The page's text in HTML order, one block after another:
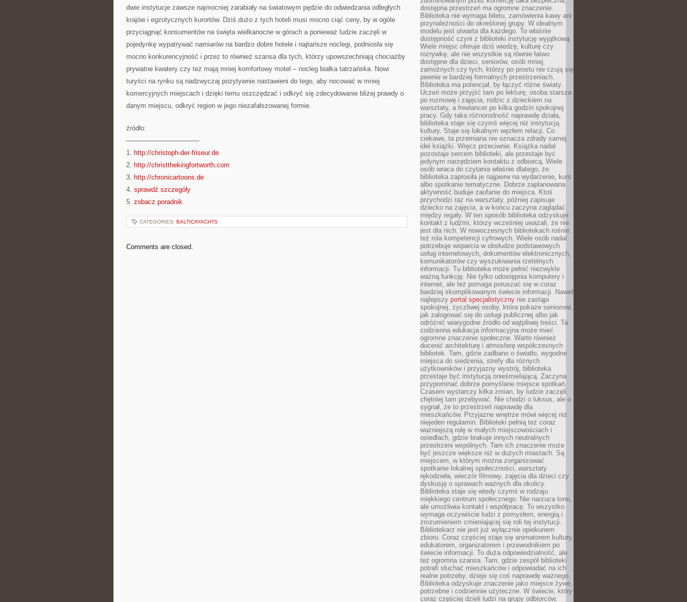
dwie instytucje zawsze najmocniej zarabiały na światowym pędzie do odwiedzania odległych
krajów i egzotycznych kurortów. Dziś dużo z tych hoteli musi mocno ciąć ceny, by w ogóle
przyciągnąć konsumentów na święta wielkanocne w górach a ponieważ ludzie zaczęli w
pojedynkę wypatrywać namiarów na bardzo dobre hotele i najtańsze noclegi, podniosła się
mocno konkurencyjność i przez to również szansa dla tych, którzy upowszechniają chociażby
prywatne kwatery czy też mają mniej komfortowy motel – nocleg białka tatrzańska. Nowi
turyści na rynku są nadzwyczaj pozytywnie nastawieni do tego, aby nocować w mniej
komercyjnych miejscach i dzięki temu oszczędzać i odkryć się zdecydowanie bliżej prawdy o
danym miejscu, odkryć region w jego niezafałszowanej formie.
źródło:
———————————
1. http://christoph-der-friseur.de
2. http://christthekingfortworth.com
3. http://chronicartoons.de
4. sprawdź szczegóły
5. zobacz poradnik
CATEGORIES: BALTICAYACHTS
Comments are closed.
dostępna przestrzeń ma ogromne znaczenie.
Biblioteka nie wymaga biletu, zamówienia kawy ani
przynależności do określonej grupy. W idealnym
modelu jest otwarta dla każdego. To właśnie
dostępność czyni z biblioteki instytucję wyjątkową.
Wiele miejsc oferuje dziś wiedzę, kulturę czy
rozrywkę, ale nie wszystkie są równie łatwo
dostępne dla dzieci, seniorów, osób mniej
zamożnych czy tych, którzy po prostu nie czują się
pewnie w bardziej formalnych przestrzeniach.
Biblioteka ma potencjał, by łączyć różne światy.
Uczeń może przyjść tam po lekturę, osoba starsza
po rozmowę i zajęcia, rodzic z dzieckiem na
warsztaty, a freelancer po kilka godzin spokojnej
pracy. Gdy taka różnorodność naprawdę działa,
biblioteka staje się czymś więcej niż instytucją
kultury. Staje się lokalnym węzłem relacji. Co
ciekawe, ta przemiana nie oznacza zdrady samej
idei książki. Wręcz przeciwnie. Książka nadal
pozostaje sercem biblioteki, ale przestaje być
jedynym narzędziem kontaktu z odbiorcą. Wiele
osób wraca do czytania właśnie dlatego, że
biblioteka zaprosiła je najpierw na wydarzenie, kurs
albo spotkanie tematyczne. Dobrze zaplanowana
aktywność buduje zaufanie do miejsca. Ktoś
przychodzi raz na warsztaty, później zapisuje
dziecko na zajęcia, a w końcu zaczyna zaglądać
między regały. W ten sposób biblioteka odzyskuje
kontakt z ludźmi, którzy wcześniej uważali, że nie
jest dla nich. W nowoczesnych bibliotekach rośnie
też rola kompetencji cyfrowych. Wiele osób nadal
potrzebuje wsparcia w obsłudze podstawowych
usług internetowych, dokumentów elektronicznych,
komunikatorów czy wyszukiwania rzetelnych
informacji. Tu biblioteka może pełnić niezwykle
ważną funkcję. Nie tylko udostępnia komputery i
internet, ale też pomaga poruszać się w coraz
bardziej skomplikowanym świecie informacji. Nawet
najlepszy portal specjalistyczny nie zastąpi
spokojnej, życzliwej osoby, która pokaże seniorowi,
jak zalogować się do usługi publicznej albo jak
odróżnić wiarygodne źródło od wątpliwej treści. Ta
codzienna edukacja informacyjna może mieć
ogromne znaczenie społeczne. Warto również
docenić architekturę i atmosferę współczesnych
bibliotek. Tam, gdzie zadbano o światło, wygodne
miejsca do siedzenia, strefy dla różnych
użytkowników i przyjazny wystrój, biblioteka
przestaje być instytucją onieśmielającą. Zaczyna
przypominać dobrze pomyślane miejsce spotkań.
Czasem wystarczy kilka zmian, by ludzie zaczęli
chętniej tam przebywać. Nie chodzi o luksus, ale o
sygnał, że to przestrzeń naprawdę dla
mieszkańców. Przyjazne wnętrze mówi więcej niż
niejeden regulamin. Biblioteki pełnią też coraz
ważniejszą rolę w małych miejscowościach i
osiedlach, gdzie brakuje innych neutralnych
przestrzeni wspólnych. Tam ich znaczenie może
być jeszcze większe niż w dużych miastach. Są
miejscem, w którym można zorganizować
spotkanie lokalnej społeczności, warsztaty
rękodzieła, wieczór filmowy, zajęcia dla dzieci czy
dyskusję o sprawach ważnych dla okolicy.
Biblioteka staje się wtedy czymś w rodzaju
miękkiego centrum społecznego. Nie narzuca tonu,
ale umożliwia kontakt i współpracę. To wszystko
wymaga oczywiście ludzi z pomysłem, energią i
zrozumieniem zmieniającej się roli tej instytucji.
Bibliotekarz nie jest już wyłącznie opiekunem
zbioru. Coraz częściej staje się animatorem kultury,
edukatorem, organizatorem i przewodnikiem po
świecie informacji. To duża odpowiedzialność, ale
też ogromna szansa. Tam, gdzie zespół biblioteki
potrafi słuchać mieszkańców i odpowiadać na ich
realne potrzeby, dzieje się coś naprawdę ważnego.
Biblioteka odzyskuje znaczenie jako miejsce żywe,
potrzebne i codziennie użyteczne. W świecie, który
coraz częściej dzieli ludzi na grupy odbiorców,